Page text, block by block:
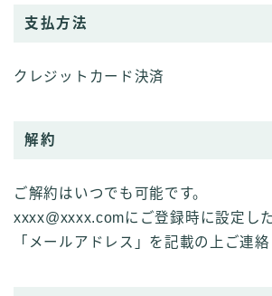
支払方法
クレジットカード決済
解約
ご解約はいつでも可能です。
xxxx@xxxx.comにご登録時に設定し
「メールアドレス」を記載の上ご連絡